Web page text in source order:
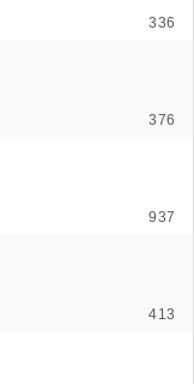
336
376
937
413